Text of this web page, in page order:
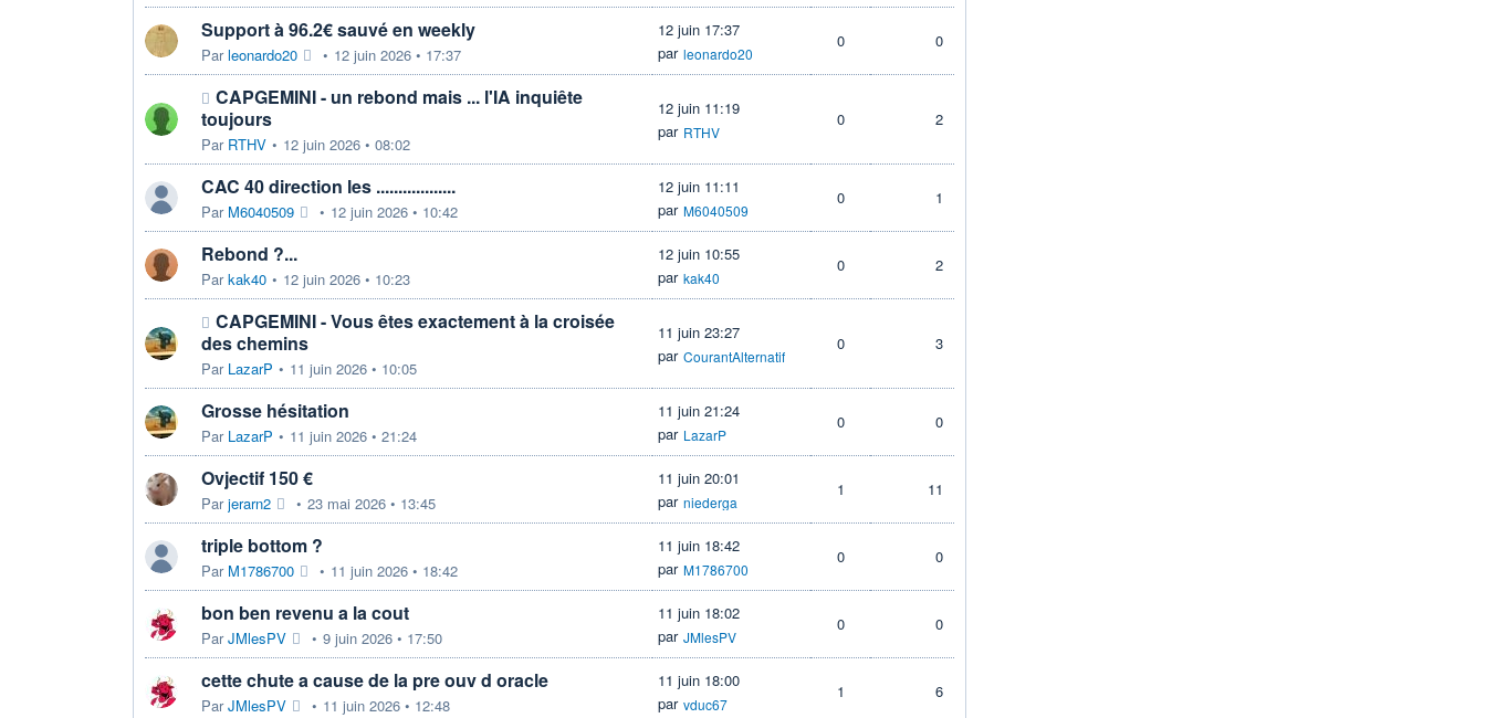
Support à 96.2€ sauvé en weekly
Parleonardo20 • 12 juin 2026 • 17:37
12 juin 17:37
par leonardo20
0 0
CAPGEMINI - un rebond mais ... l'IA inquiête
toujours
Par RTHV • 12 juin 2026 • 08:02
12 juin 11:19
par RTHV
0 2
CAC 40 direction les ..................
Par M6040509 • 12 juin 2026 • 10:42
12 juin 11:11
par M6040509
0 1
Rebond ?...
Parkak40 • 12 juin 2026 • 10:23
12 juin 10:55
par kak40
0 2
CAPGEMINI - Vous êtes exactement à la croisée
des chemins
Par LazarP • 11 juin 2026 • 10:05
11 juin 23:27
par CourantAlternatif
0 3
Grosse hésitation
Par LazarP • 11 juin 2026 • 21:24
11 juin 21:24
par LazarP
0 0
Ovjectif 150 €
Parjerarn2 • 23 mai 2026 • 13:45
11 juin 20:01
par niederga
1 11
triple bottom ?
Par M1786700 • 11 juin 2026 • 18:42
11 juin 18:42
par M1786700
0 0
bon ben revenu a la cout
ParJMlesPV • 9 juin 2026 • 17:50
11 juin 18:02
par JMlesPV
0 0
cette chute a cause de la pre ouv d oracle
ParJMlesPV • 11 juin 2026 • 12:48
11 juin 18:00
par vduc67
1 6